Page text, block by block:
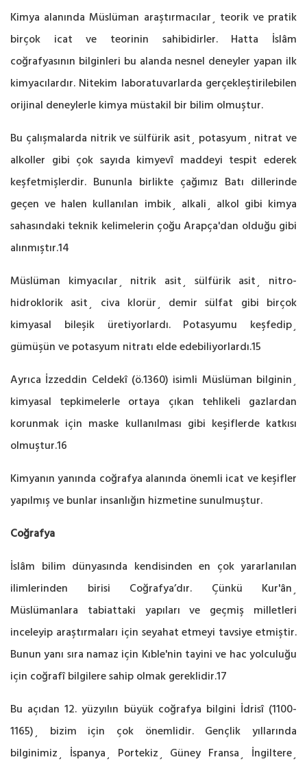
Kimya alanında Müslüman araştırmacılar¸ teorik ve pratik
birçok icat ve teorinin sahibidirler. Hatta İslâm
coğrafyasının bilginleri bu alanda nesnel deneyler yapan ilk
kimyacılardır. Nitekim laboratuvarlarda gerçekleştirilebilen
orijinal deneylerle kimya müstakil bir bilim olmuştur.
Bu çalışmalarda nitrik ve sülfürik asit¸ potasyum¸ nitrat ve
alkoller gibi çok sayıda kimyevî maddeyi tespit ederek
keşfetmişlerdir. Bununla birlikte çağımız Batı dillerinde
geçen ve halen kullanılan imbik¸ alkali¸ alkol gibi kimya
sahasındaki teknik kelimelerin çoğu Arapça'dan olduğu gibi
alınmıştır.14
Müslüman kimyacılar¸ nitrik asit¸ sülfürik asit¸ nitro-
hidroklorik asit¸ civa klorür¸ demir sülfat gibi birçok
kimyasal bileşik üretiyorlardı. Potasyumu keşfedip¸
gümüşün ve potasyum nitratı elde edebiliyorlardı.15
Ayrıca İzzeddin Celdekî (ö.1360) isimli Müslüman bilginin¸
kimyasal tepkimelerle ortaya çıkan tehlikeli gazlardan
korunmak için maske kullanılması gibi keşiflerde katkısı
olmuştur.16
Kimyanın yanında coğrafya alanında önemli icat ve keşifler
yapılmış ve bunlar insanlığın hizmetine sunulmuştur.
Coğrafya
İslâm bilim dünyasında kendisinden en çok yararlanılan
ilimlerinden birisi Coğrafya’dır. Çünkü Kur'ân¸
Müslümanlara tabiattaki yapıları ve geçmiş milletleri
inceleyip araştırmaları için seyahat etmeyi tavsiye etmiştir.
Bunun yanı sıra namaz için Kıble'nin tayini ve hac yolculuğu
için coğrafî bilgilere sahip olmak gereklidir.17
Bu açıdan 12. yüzyılın büyük coğrafya bilgini İdrisî (1100-
1165)¸ bizim için çok önemlidir. Gençlik yıllarında
bilginimiz¸ İspanya¸ Portekiz¸ Güney Fransa¸ İngiltere¸